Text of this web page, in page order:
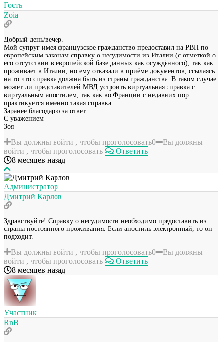
Гость
Zoia
Добрый день/вечер.
Мой супруг имея французское гражданство предоставил на РВП по
европейским законам справку о несудимости из Италии (с отметкой о
его отсутствии в европейской базе данных как осуждённого), так как
проживает в Италии, но ему отказали в приёме документов, ссылаясь
на то что справка должна быть из страны гражданства. В таком случае
может ли представителей МВД устроить виртуальная справка с
виртуальным апостилем, так как во Франции с недавних пор
практикуется именно такая справка.
Заранее благодарю за ответ.
С уважением
Зоя
Вы должны войти , чтобы проголосовать0
Вы должны
войти , чтобы проголосовать
Ответить
8 месяцев назад
Администратор
Дмитрий Карлов
Здравствуйте! Справку о несудимости необходимо предоставить из
страны постоянного проживания. Если апостиль электронный, то он
подходит.
Вы должны войти , чтобы проголосовать0
Вы должны
войти , чтобы проголосовать
Ответить
8 месяцев назад
Участник
RnB